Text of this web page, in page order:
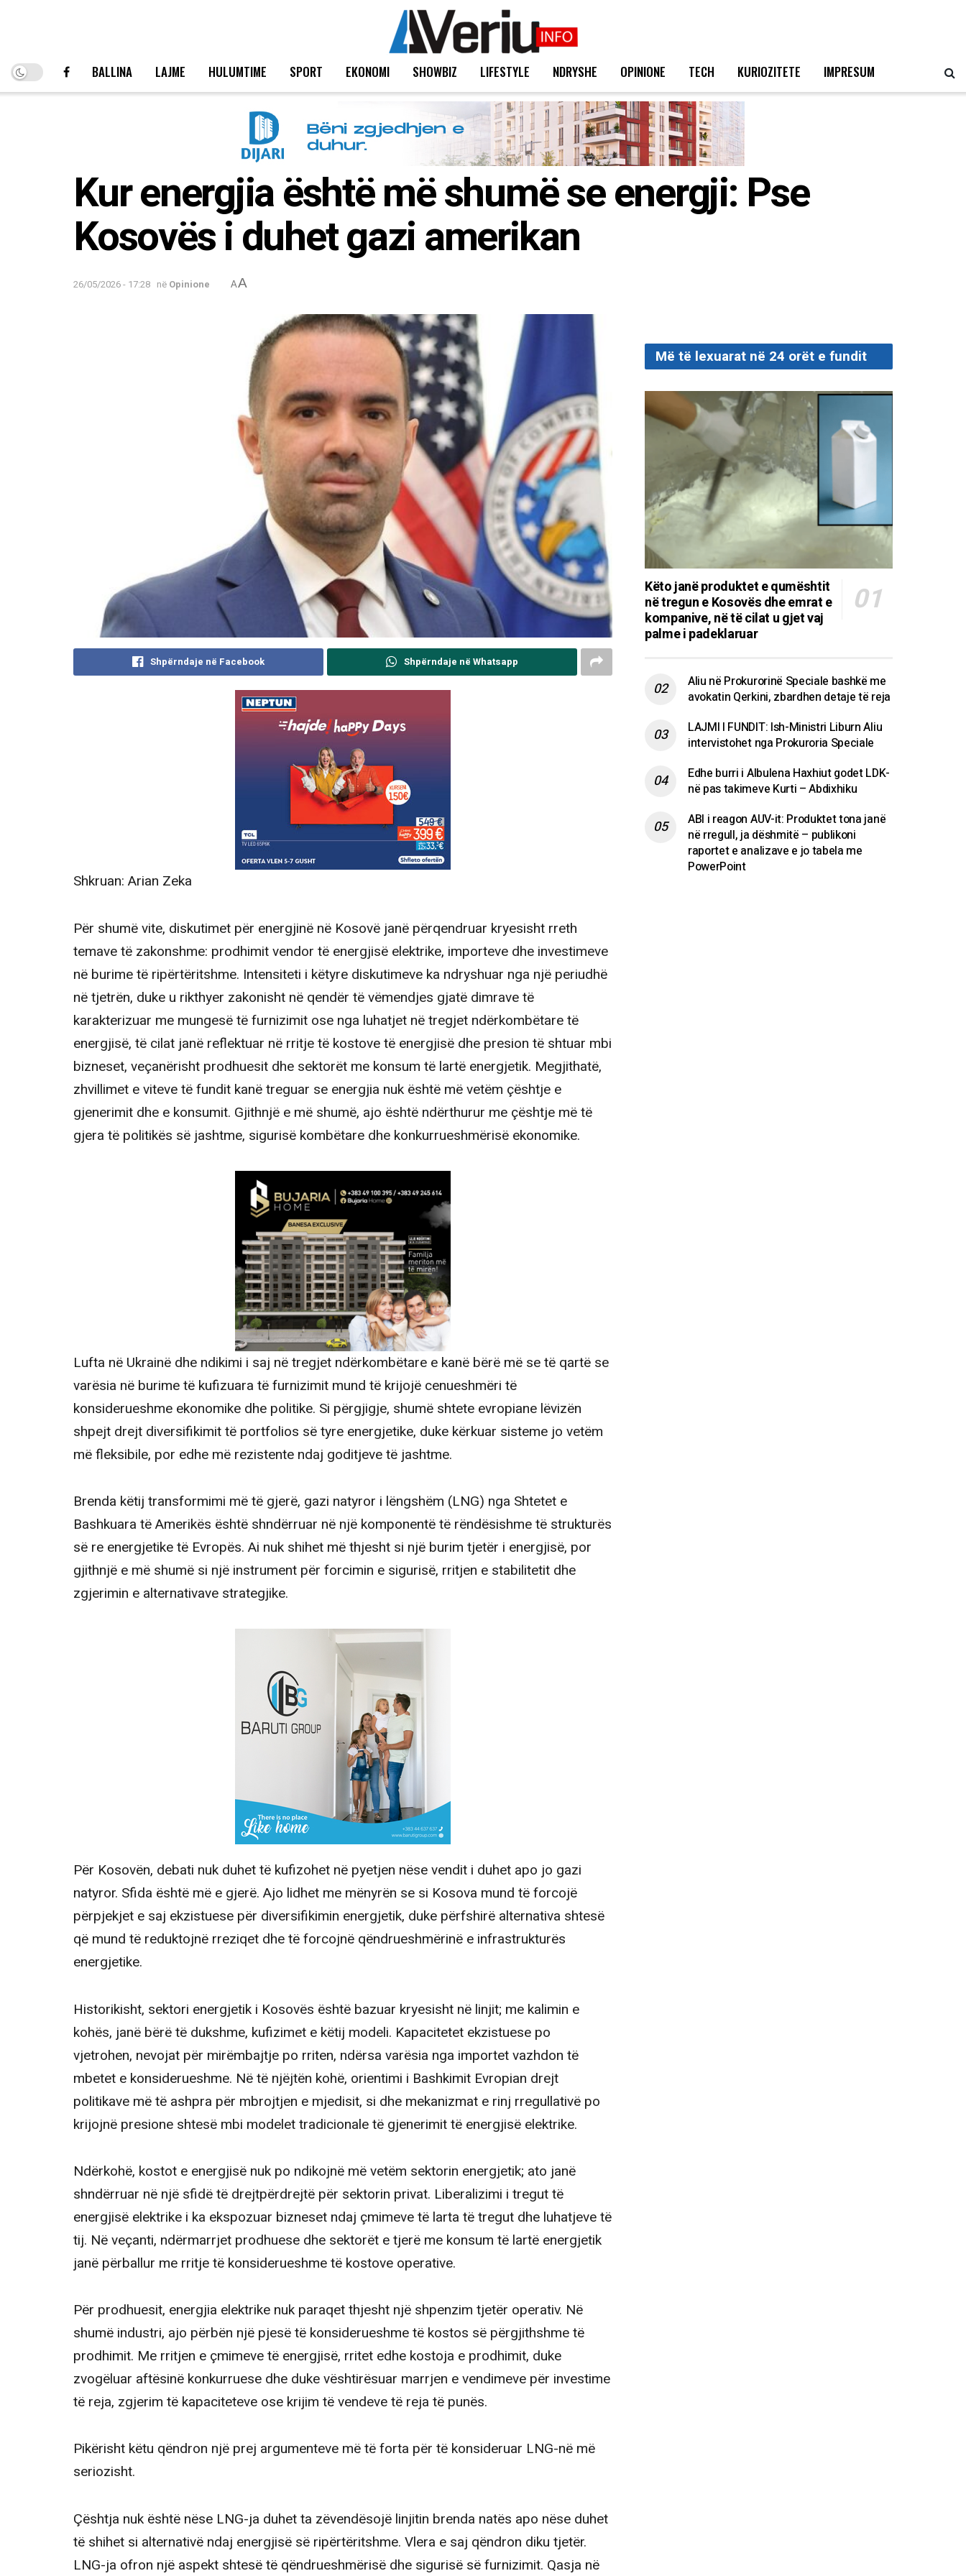
BALLINA LAJME HULUMTIME SPORT EKONOMI SHOWBIZ LIFESTYLE NDRYSHE OPINIONE TECH KURIOZITETE IMPRESUM
Kur energjia është më shumë se energji: Pse
Kosovës i duhet gazi amerikan
26/05/2026 - 17:28 në Opinione AA
Shpërndaje në Facebook Shpërndaje në Whatsapp
Shkruan: Arian Zeka
Për shumë vite, diskutimet për energjinë në Kosovë janë përqendruar kryesisht rreth
temave të zakonshme: prodhimit vendor të energjisë elektrike, importeve dhe investimeve
në burime të ripërtëritshme. Intensiteti i këtyre diskutimeve ka ndryshuar nga një periudhë
në tjetrën, duke u rikthyer zakonisht në qendër të vëmendjes gjatë dimrave të
karakterizuar me mungesë të furnizimit ose nga luhatjet në tregjet ndërkombëtare të
energjisë, të cilat janë reflektuar në rritje të kostove të energjisë dhe presion të shtuar mbi
bizneset, veçanërisht prodhuesit dhe sektorët me konsum të lartë energjetik. Megjithatë,
zhvillimet e viteve të fundit kanë treguar se energjia nuk është më vetëm çështje e
gjenerimit dhe e konsumit. Gjithnjë e më shumë, ajo është ndërthurur me çështje më të
gjera të politikës së jashtme, sigurisë kombëtare dhe konkurrueshmërisë ekonomike.
Lufta në Ukrainë dhe ndikimi i saj në tregjet ndërkombëtare e kanë bërë më se të qartë se
varësia në burime të kufizuara të furnizimit mund të krijojë cenueshmëri të
konsiderueshme ekonomike dhe politike. Si përgjigje, shumë shtete evropiane lëvizën
shpejt drejt diversifikimit të portfolios së tyre energjetike, duke kërkuar sisteme jo vetëm
më fleksibile, por edhe më rezistente ndaj goditjeve të jashtme.
Brenda këtij transformimi më të gjerë, gazi natyror i lëngshëm (LNG) nga Shtetet e
Bashkuara të Amerikës është shndërruar në një komponentë të rëndësishme të strukturës
së re energjetike të Evropës. Ai nuk shihet më thjesht si një burim tjetër i energjisë, por
gjithnjë e më shumë si një instrument për forcimin e sigurisë, rritjen e stabilitetit dhe
zgjerimin e alternativave strategjike.
Për Kosovën, debati nuk duhet të kufizohet në pyetjen nëse vendit i duhet apo jo gazi
natyror. Sfida është më e gjerë. Ajo lidhet me mënyrën se si Kosova mund të forcojë
përpjekjet e saj ekzistuese për diversifikimin energjetik, duke përfshirë alternativa shtesë
që mund të reduktojnë rreziqet dhe të forcojnë qëndrueshmërinë e infrastrukturës
energjetike.
Historikisht, sektori energjetik i Kosovës është bazuar kryesisht në linjit; me kalimin e
kohës, janë bërë të dukshme, kufizimet e këtij modeli. Kapacitetet ekzistuese po
vjetrohen, nevojat për mirëmbajtje po rriten, ndërsa varësia nga importet vazhdon të
mbetet e konsiderueshme. Në të njëjtën kohë, orientimi i Bashkimit Evropian drejt
politikave më të ashpra për mbrojtjen e mjedisit, si dhe mekanizmat e rinj rregullativë po
krijojnë presione shtesë mbi modelet tradicionale të gjenerimit të energjisë elektrike.
Ndërkohë, kostot e energjisë nuk po ndikojnë më vetëm sektorin energjetik; ato janë
shndërruar në një sfidë të drejtpërdrejtë për sektorin privat. Liberalizimi i tregut të
energjisë elektrike i ka ekspozuar bizneset ndaj çmimeve të larta të tregut dhe luhatjeve të
tij. Në veçanti, ndërmarrjet prodhuese dhe sektorët e tjerë me konsum të lartë energjetik
janë përballur me rritje të konsiderueshme të kostove operative.
Për prodhuesit, energjia elektrike nuk paraqet thjesht një shpenzim tjetër operativ. Në
shumë industri, ajo përbën një pjesë të konsiderueshme të kostos së përgjithshme të
prodhimit. Me rritjen e çmimeve të energjisë, rritet edhe kostoja e prodhimit, duke
zvogëluar aftësinë konkurruese dhe duke vështirësuar marrjen e vendimeve për investime
të reja, zgjerim të kapaciteteve ose krijim të vendeve të reja të punës.
Pikërisht këtu qëndron një prej argumenteve më të forta për të konsideruar LNG-në më
seriozisht.
Çështja nuk është nëse LNG-ja duhet ta zëvendësojë linjitin brenda natës apo nëse duhet
të shihet si alternativë ndaj energjisë së ripërtëritshme. Vlera e saj qëndron diku tjetër.
LNG-ja ofron një aspekt shtesë të qëndrueshmërisë dhe sigurisë së furnizimit. Qasja në
Më të lexuarat në 24 orët e fundit
Këto janë produktet e qumështit
në tregun e Kosovës dhe emrat e
kompanive, në të cilat u gjet vaj
palme i padeklaruar
Aliu në Prokurorinë Speciale bashkë me
avokatin Qerkini, zbardhen detaje të reja
LAJMI I FUNDIT: Ish-Ministri Liburn Aliu
intervistohet nga Prokuroria Speciale
Edhe burri i Albulena Haxhiut godet LDK-
në pas takimeve Kurti – Abdixhiku
ABI i reagon AUV-it: Produktet tona janë
në rregull, ja dëshmitë – publikoni
raportet e analizave e jo tabela me
PowerPoint